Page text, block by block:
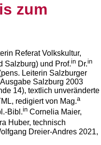
zum
Referat Volkskultur,
Salzburg) und Prof.in Dr.in
Leiterin Salzburger
Salzburg 2003
14), textlich unveränderte
redigiert von Mag.a
Bibl.in Cornelia Maier,
Huber, technisch
Dreier-Andres 2021,